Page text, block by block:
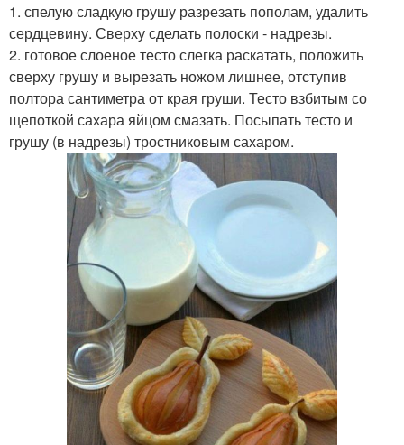
1. спелую сладкую грушу разрезать пополам, удалить
сердцевину. Сверху сделать полоски - надрезы.
2. готовое слоеное тесто слегка раскатать, положить
сверху грушу и вырезать ножом лишнее, отступив
полтора сантиметра от края груши. Тесто взбитым со
щепоткой сахара яйцом смазать. Посыпать тесто и
грушу (в надрезы) тростниковым сахаром.